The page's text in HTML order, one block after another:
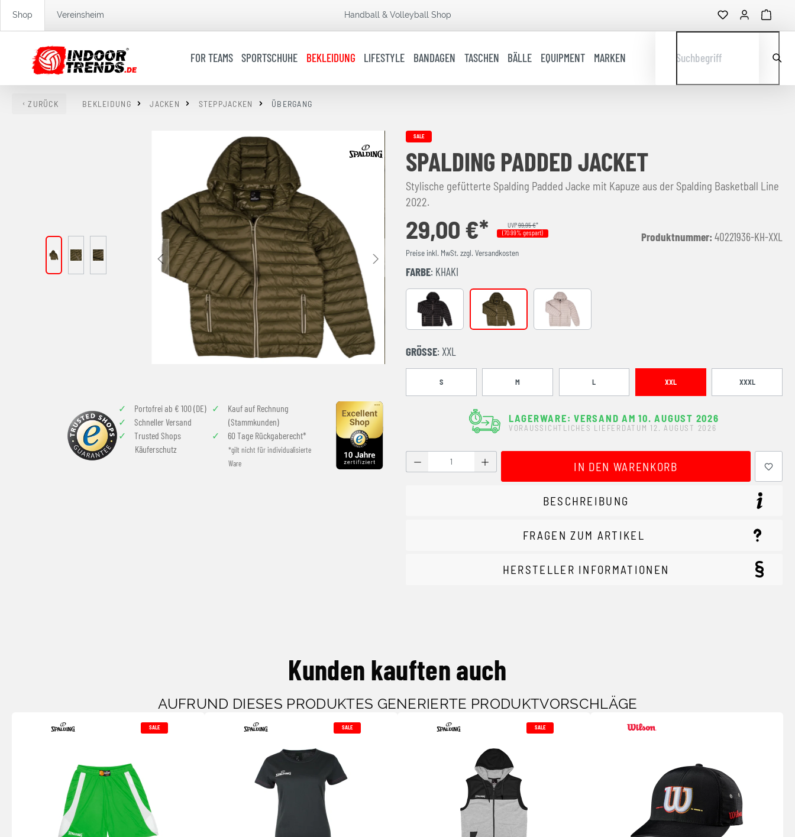
Zur Hauptnavigation springen
Shop Vereinsheim Handball & Volleyball Shop
FOR TEAMS SPORTSCHUHE BEKLEIDUNG LIFESTYLE BANDAGEN TASCHEN BÄLLE EQUIPMENT MARKEN Suchbegriff
ZURÜCK BEKLEIDUNG JACKEN STEPPJACKEN ÜBERGANG
Portofrei ab € 100 (DE)
Schneller Versand
Trusted Shops
Käuferschutz
Kauf auf Rechnung
(Stammkunden)
60 Tage Rückgaberecht*
*gilt nicht für individualisierte
Ware
SALE
SPALDING PADDED JACKET
Stylische gefütterte Spalding Padded Jacke mit Kapuze aus der Spalding Basketball Line
2022.
29,00 €* UVP99,95 €*
(70.99% gespart)
Preise inkl. MwSt. zzgl. Versandkosten
Produktnummer: 40221936-KH-XXL
FARBE: KHAKI
Black KHAKI Grey
GRÖSSE : XXL
S M L XXL XXXL
LAGERWARE: VERSAND AM 10. AUGUST 2026
VORAUSSICHTLICHES LIEFERDATUM 12. AUGUST 2026
Produkt Anzahl: Gib den gewünschten Wert ein oder benutze die Schaltflächen
IN DEN WARENKORB
BESCHREIBUNG
FRAGEN ZUM ARTIKEL
HERSTELLER INFORMATIONEN
Kunden kauften auch
AUFRUND DIESES PRODUKTES GENERIERTE PRODUKTVORSCHLÄGE
SALE SALE SALE